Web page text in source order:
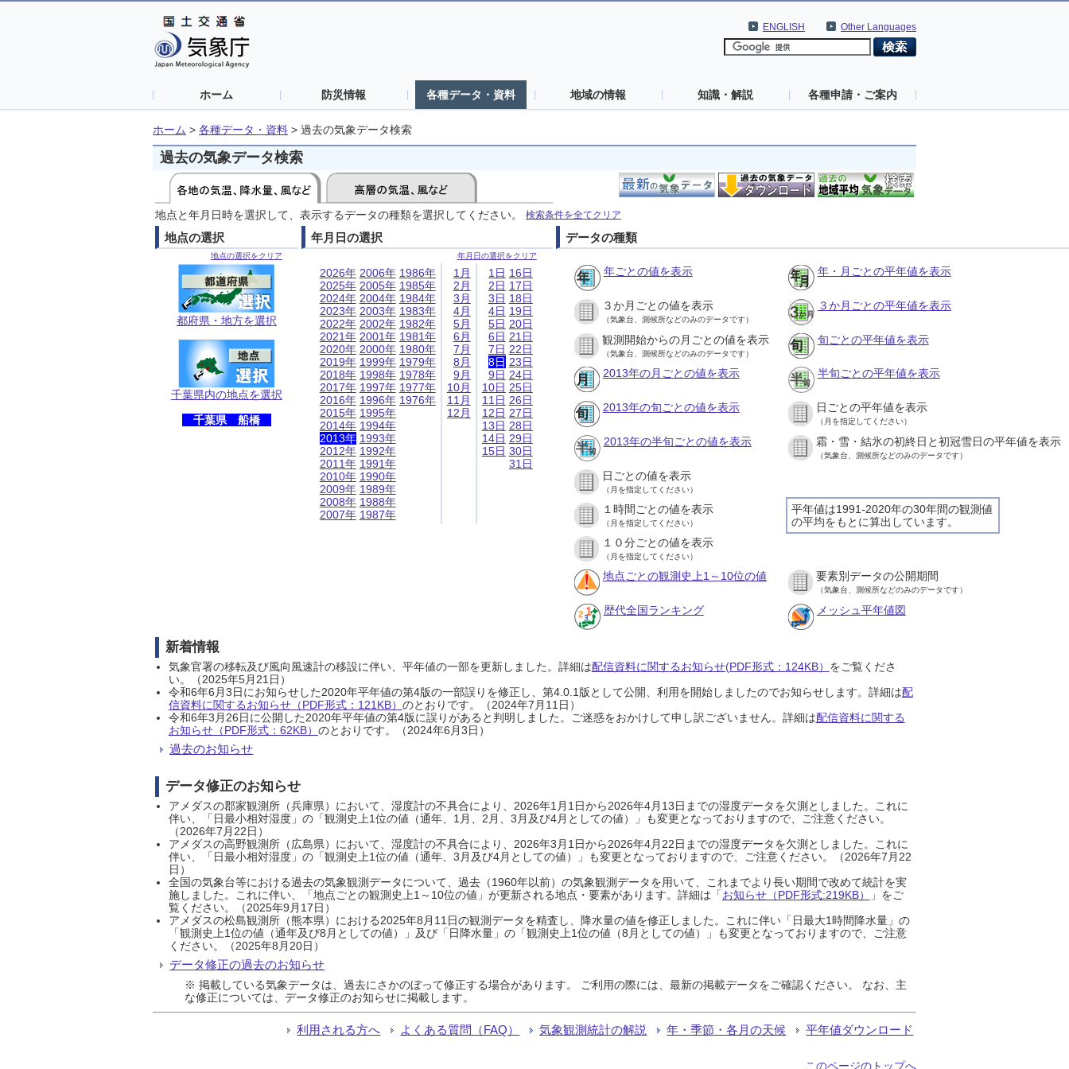
Other Languages
ENGLISH
ホーム 防災情報 各種データ・資料 地域の情報 知識・解説 各種申請・ご案内
ホーム > 各種データ・資料 > 過去の気象データ検索
過去の気象データ検索
地点と年月日時を選択して、表示するデータの種類を選択してください。 検索条件を全てクリア
地点の選択
地点の選択をクリア
都府県・地方を選択
千葉県内の地点を選択
千葉県 船橋
年月日の選択
年月日の選択をクリア
2026年
2025年
2024年
2023年
2022年
2021年
2020年
2019年
2018年
2017年
2016年
2015年
2014年
2013年
2012年
2011年
2010年
2009年
2008年
2007年
2006年
2005年
2004年
2003年
2002年
2001年
2000年
1999年
1998年
1997年
1996年
1995年
1994年
1993年
1992年
1991年
1990年
1989年
1988年
1987年
1986年
1985年
1984年
1983年
1982年
1981年
1980年
1979年
1978年
1977年
1976年
1月
2月
3月
4月
5月
6月
7月
8月
9月
10月
11月
12月
1日
2日
3日
4日
5日
6日
7日
8日
9日
10日
11日
12日
13日
14日
15日
16日
17日
18日
19日
20日
21日
22日
23日
24日
25日
26日
27日
28日
29日
30日
31日
データの種類
年ごとの値を表示 年・月ごとの平年値を表示
３か月ごとの値を表示
（気象台、測候所などのみのデータです）
３か月ごとの平年値を表示
観測開始からの月ごとの値を表示
（気象台、測候所などのみのデータです）
旬ごとの平年値を表示
2013年の月ごとの値を表示 半旬ごとの平年値を表示
2013年の旬ごとの値を表示 日ごとの平年値を表示
（月を指定してください）
2013年の半旬ごとの値を表示 霜・雪・結氷の初終日と初冠雪日の平年値を表示
（気象台、測候所などのみのデータです）
日ごとの値を表示
（月を指定してください）
平年値は1991-2020年の30年間の観測値
の平均をもとに算出しています。
１時間ごとの値を表示
（月を指定してください）
１０分ごとの値を表示
（月を指定してください）
地点ごとの観測史上1～10位の値 要素別データの公開期間
（気象台、測候所などのみのデータです）
歴代全国ランキング メッシュ平年値図
新着情報
気象官署の移転及び風向風速計の移設に伴い、平年値の一部を更新しました。詳細は配信資料に関するお知らせ(PDF形式：124KB） をご覧くださ
い。（2025年5月21日）
令和6年6月3日にお知らせした2020年平年値の第4版の一部誤りを修正し、第4.0.1版として公開、利用を開始しましたのでお知らせします。詳細は配
信資料に関するお知らせ（PDF形式：121KB） のとおりです。（2024年7月11日）
令和6年3月26日に公開した2020年平年値の第4版に誤りがあると判明しました。ご迷惑をおかけして申し訳ございません。詳細は配信資料に関する
お知らせ（PDF形式：62KB） のとおりです。（2024年6月3日）
過去のお知らせ
データ修正のお知らせ
アメダスの郡家観測所（兵庫県）において、湿度計の不具合により、2026年1月1日から2026年4月13日までの湿度データを欠測としました。これに
伴い、「日最小相対湿度」の「観測史上1位の値（通年、1月、2月、3月及び4月としての値）」も変更となっておりますので、ご注意ください。
（2026年7月22日）
アメダスの高野観測所（広島県）において、湿度計の不具合により、2026年3月1日から2026年4月22日までの湿度データを欠測としました。これに
伴い、「日最小相対湿度」の「観測史上1位の値（通年、3月及び4月としての値）」も変更となっておりますので、ご注意ください。（2026年7月22
日）
全国の気象台等における過去の気象観測データについて、過去（1960年以前）の気象観測データを用いて、これまでより長い期間で改めて統計を実
施しました。これに伴い、「地点ごとの観測史上1～10位の値」が更新される地点・要素があります。詳細は「お知らせ（PDF形式:219KB）
」をご
覧ください。（2025年9月17日）
アメダスの松島観測所（熊本県）における2025年8月11日の観測データを精査し、降水量の値を修正しました。これに伴い「日最大1時間降水量」の
「観測史上1位の値（通年及び8月としての値）」及び「日降水量」の「観測史上1位の値（8月としての値）」も変更となっておりますので、ご注意
ください。（2025年8月20日）
データ修正の過去のお知らせ
※ 掲載している気象データは、過去にさかのぼって修正する場合があります。 ご利用の際には、最新の掲載データをご確認ください。 なお、主
な修正については、データ修正のお知らせに掲載します。
利用される方へ よくある質問（FAQ） 気象観測統計の解説 年・季節・各月の天候 平年値ダウンロード
このページのトップへ